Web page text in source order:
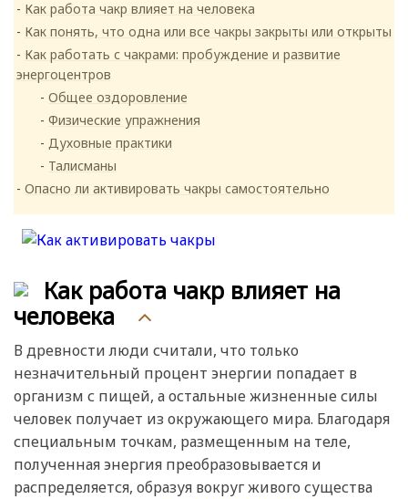
Как работа чакр влияет на человека
Как понять, что одна или все чакры закрыты или открыты
Как работать с чакрами: пробуждение и развитие
энергоцентров
Общее оздоровление
Физические упражнения
Духовные практики
Талисманы
Опасно ли активировать чакры самостоятельно
Как работа чакр влияет на
человека
В древности люди считали, что только
незначительный процент энергии попадает в
организм с пищей, а остальные жизненные силы
человек получает из окружающего мира. Благодаря
специальным точкам, размещенным на теле,
полученная энергия преобразовывается и
распределяется, образуя вокруг живого существа